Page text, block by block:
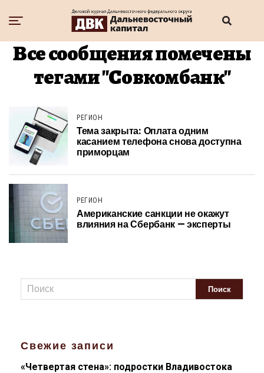
Все сообщения помечены
тегами "Совкомбанк"
РЕГИОН
Тема закрыта: Оплата одним
касанием телефона снова доступна
приморцам
РЕГИОН
Американские санкции не окажут
влияния на Сбербанк — эксперты
Свежие записи
«Четвертая стена»: подростки Владивостока